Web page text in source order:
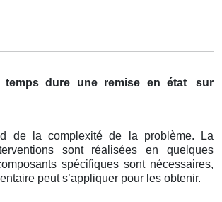
temps dure une remise en état
sur
de la complexité de la problème. La
sont réalisées en quelques
spécifiques sont nécessaires,
peut s’appliquer pour les obtenir.